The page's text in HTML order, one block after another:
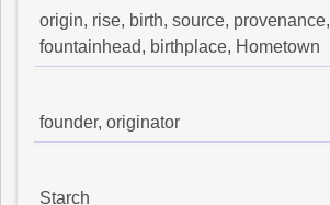
origin, rise, birth, source, provenance,
fountainhead, birthplace, Hometown
founder, originator
Starch